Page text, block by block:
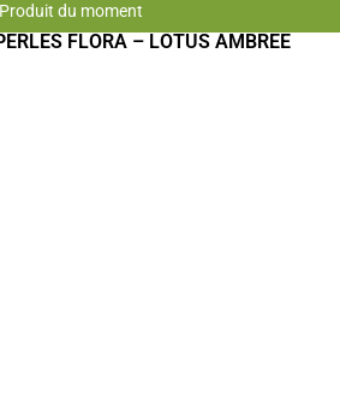
Produit du moment
FLORA – LOTUS AMBREE